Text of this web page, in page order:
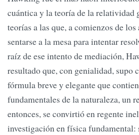
cuántica y la teoría de la relatividad
teorías a las que, a comienzos de
sentarse a la mesa para intentar
raíz de ese intento de mediación,
resultado que, con genialidad, supo
fórmula breve y elegante que
fundamentales de la naturaleza, un
entonces, se convirtió en regente
investigación en física fundamental: